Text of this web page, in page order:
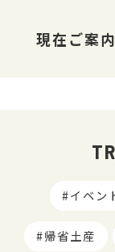
現在ご案
イベン
帰省土産